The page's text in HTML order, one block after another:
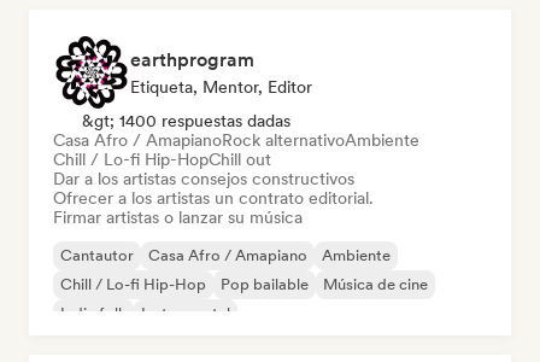
earthprogram
Etiqueta, Mentor, Editor
&gt; 1400 respuestas dadas
Casa Afro / AmapianoRock alternativoAmbiente
Chill / Lo-fi Hip-HopChill out
Dar a los artistas consejos constructivos
Ofrecer a los artistas un contrato editorial.
Firmar artistas o lanzar su música
Cantautor Casa Afro / Amapiano
Ambiente
Chill / Lo-fi Hip-Hop
Pop bailable
Música de cine
Indie folk
Instrumental